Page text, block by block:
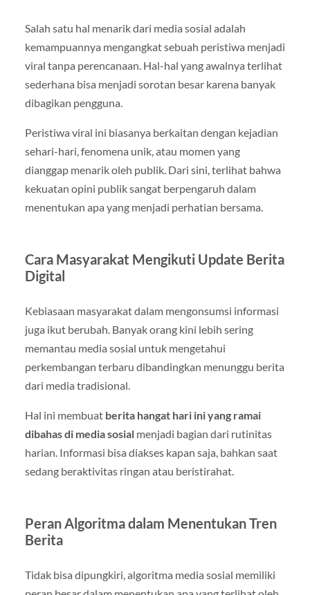
Salah satu hal menarik dari media sosial adalah
kemampuannya mengangkat sebuah peristiwa menjadi
viral tanpa perencanaan. Hal-hal yang awalnya terlihat
sederhana bisa menjadi sorotan besar karena banyak
dibagikan pengguna.
Peristiwa viral ini biasanya berkaitan dengan kejadian
sehari-hari, fenomena unik, atau momen yang
dianggap menarik oleh publik. Dari sini, terlihat bahwa
kekuatan opini publik sangat berpengaruh dalam
menentukan apa yang menjadi perhatian bersama.
Cara Masyarakat Mengikuti Update Berita
Digital
Kebiasaan masyarakat dalam mengonsumsi informasi
juga ikut berubah. Banyak orang kini lebih sering
memantau media sosial untuk mengetahui
perkembangan terbaru dibandingkan menunggu berita
dari media tradisional.
Hal ini membuat berita hangat hari ini yang ramai
dibahas di media sosialmenjadi bagian dari rutinitas
harian. Informasi bisa diakses kapan saja, bahkan saat
sedang beraktivitas ringan atau beristirahat.
Peran Algoritma dalam Menentukan Tren
Berita
Tidak bisa dipungkiri, algoritma media sosial memiliki